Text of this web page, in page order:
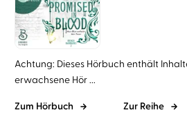
Achtung: Dieses Hörbuch enthält
erwachsene Hör ...
Zum Hörbuch Zur Reihe